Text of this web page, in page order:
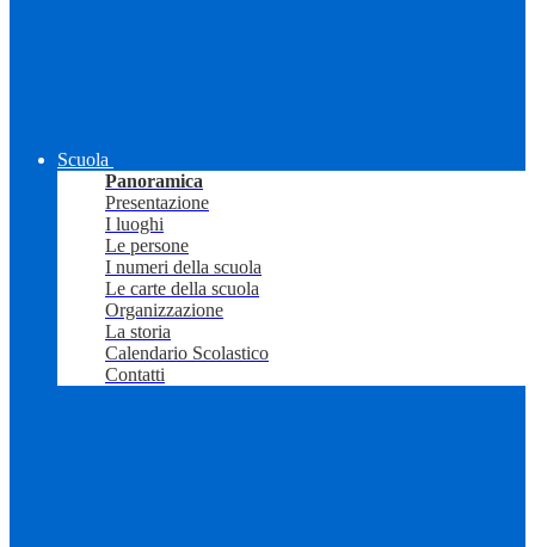
Scuola
Panoramica
Presentazione
I luoghi
Le persone
I numeri della scuola
Le carte della scuola
Organizzazione
La storia
Calendario Scolastico
Contatti